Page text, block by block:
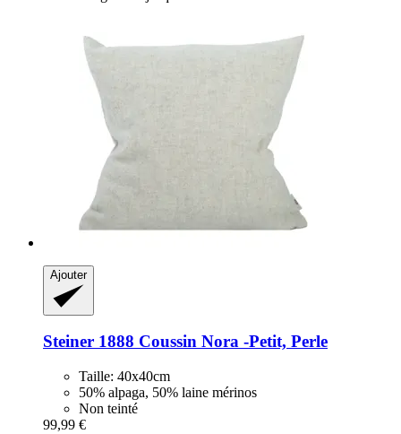
Ajouter
Steiner 1888 Coussin Nora -​Petit, Perle
Taille: 40x40cm
50% alpaga, 50% laine mérinos
Non teinté
99,99 €